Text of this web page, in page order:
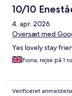
10/10
4. apr. 2026
Oversæt med
Yes lovely stay
Fiona, rejse på 1
Verificeret